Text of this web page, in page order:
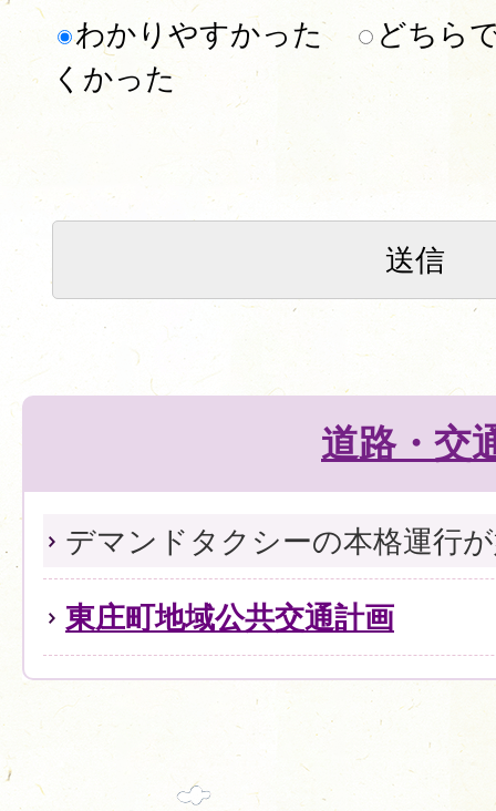
わかりやすかった
どちら
くかった
道路・交
デマンドタクシーの本格運行
東庄町地域公共交通計画